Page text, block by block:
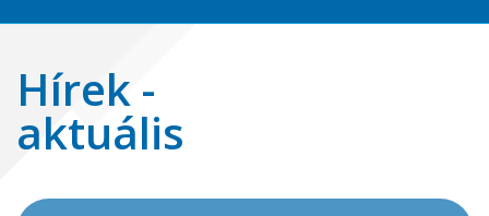
Hírek -
aktuális